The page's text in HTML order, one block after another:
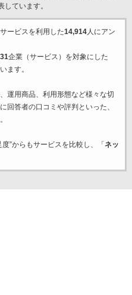
ています。
ービスを利用した14,914人にアン
31企業（サービス）を対象にした
ます。
運用商品、利用形態など様々な切
回答者の口コミや評判といった、
”からもサービスを比較し、「ネッ